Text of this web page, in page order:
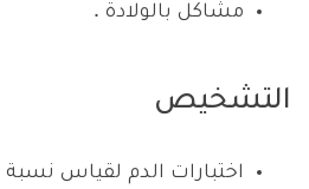
مشاكل بالولادة .
التشخيص
اختبارات الدم لقياس نسبة